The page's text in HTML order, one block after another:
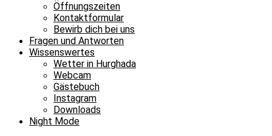
Öffnungszeiten
Kontaktformular
Bewirb dich bei uns
Fragen und Antworten
Wissenswertes
Wetter in Hurghada
Webcam
Gästebuch
Instagram
Downloads
Night Mode